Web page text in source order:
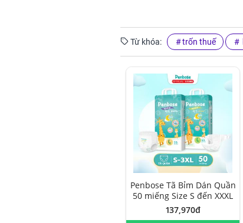
Từ khóa: trốn thuế
Penbose Tã Bỉm Dán Quần
50 miếng Size S đến XXXL
137,970đ